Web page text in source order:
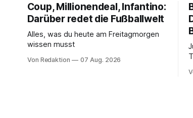
Coup, Millionendeal, Infantino:
Darüber redet die Fußballwelt
Alles, was du heute am Freitagmorgen
wissen musst
Von Redaktion 07 Aug. 2026